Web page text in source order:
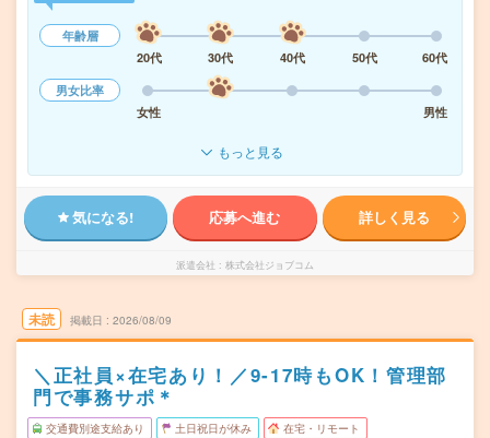
年齢層
20代
30代 40代 50代
60代
男女比率
女性
男性
もっと見る
気になる! 応募へ進む 詳しく見る
派遣会社 株式会社ジョブコム
未読 掲載日 2026/08/09
＼正社員×在宅あり！／9-17時もOK！管理部
門で事務サポ＊
交通費別途支給あり 土日祝日が休み 在宅・リモート